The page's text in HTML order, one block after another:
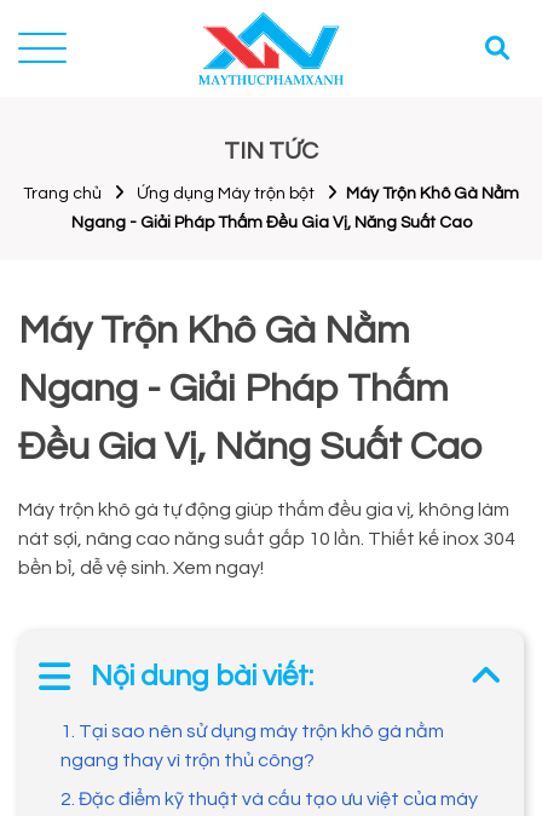
TIN TỨC
Trang chủ Ứng dụng Máy trộn bột
Máy Trộn Khô Gà Nằm
Ngang - Giải Pháp Thấm Đều Gia Vị, Năng Suất Cao
Máy Trộn Khô Gà Nằm
Ngang - Giải Pháp Thấm
Đều Gia Vị, Năng Suất Cao
Máy trộn khô gà tự động giúp thấm đều gia vị, không làm
nát sợi, nâng cao năng suất gấp 10 lần. Thiết kế inox 304
bền bỉ, dễ vệ sinh. Xem ngay!
Nội dung bài viết:
1. Tại sao nên sử dụng máy trộn khô gà nằm
ngang thay vì trộn thủ công?
2. Đặc điểm kỹ thuật và cấu tạo ưu việt của máy